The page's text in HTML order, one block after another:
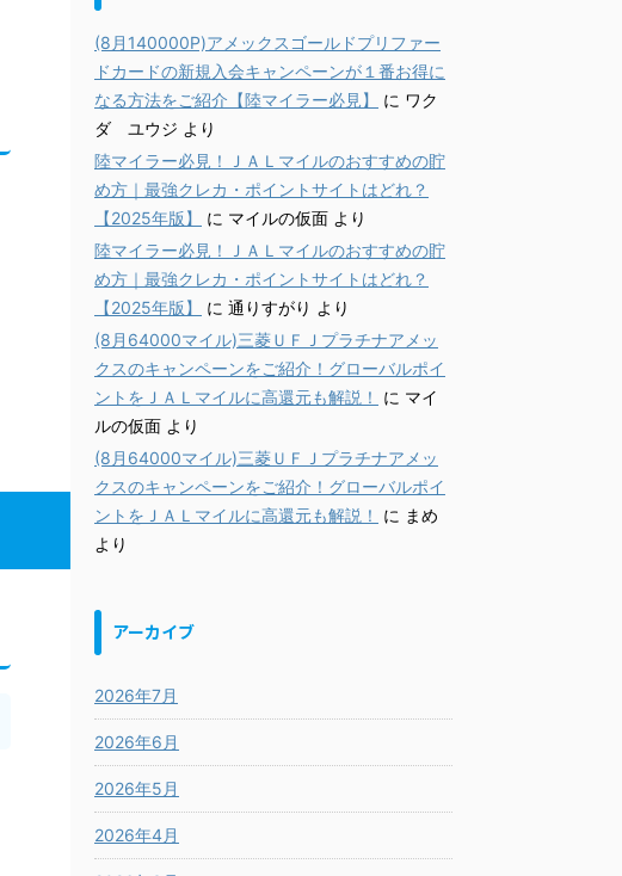
(8月140000P)アメックスゴールドプリファー
ドカードの新規入会キャンペーンが１番お得に
なる方法をご紹介【陸マイラー必見】
に ワク
ダ ユウジ より
陸マイラー必見！ＪＡＬマイルのおすすめの貯
め方｜最強クレカ・ポイントサイトはどれ？
【2025年版】
に マイルの仮面 より
陸マイラー必見！ＪＡＬマイルのおすすめの貯
め方｜最強クレカ・ポイントサイトはどれ？
【2025年版】
に 通りすがり より
(8月64000マイル)三菱ＵＦＪプラチナアメッ
クスのキャンペーンをご紹介！グローバルポイ
ントをＪＡＬマイルに高還元も解説！
に マイ
ルの仮面 より
(8月64000マイル)三菱ＵＦＪプラチナアメッ
クスのキャンペーンをご紹介！グローバルポイ
ントをＪＡＬマイルに高還元も解説！
に まめ
より
アーカイブ
2026年7月
2026年6月
2026年5月
2026年4月